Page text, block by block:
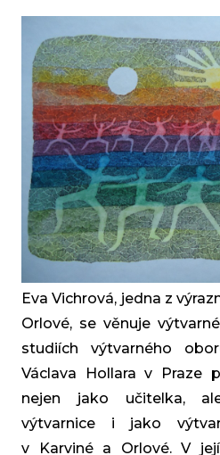
Eva Vichrová, jedna z
Orlové, se věnuje
studiích výtvarného
Václava Hollara v Praze
nejen jako učitelka,
výtvarnice i jako
v Karviné a Orlové. V